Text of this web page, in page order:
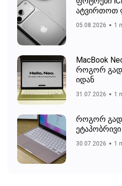
ატვირთოთ
05.08.2026 1
MacBook
როგორ
იდან
31.07.2026 1
როგორ
30.07.2026 1